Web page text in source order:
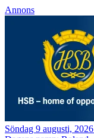
Annons
Söndag 9 augusti, 2026